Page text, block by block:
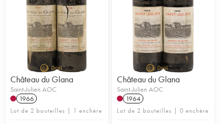
Château du Glana
Saint-Julien AOC
1966
Lot de 2 bouteilles | 1 enchère
Château du Glana
Saint-Julien AOC
1964
Lot de 2 bouteilles | 0 enchère